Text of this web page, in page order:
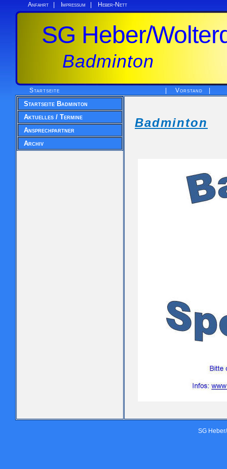
Anfahrt Impressum Heber-Nett
SG Heber/
Badminton
Startseite Vorstand
Startseite Badminton
Aktuelles / Termine
Ansprechpartner
Archiv
Badminton
SG